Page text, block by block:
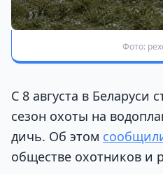
Фото:
С 8 августа в Беларуси
сезон охоты на
дичь. Об этом
обществе охотников и